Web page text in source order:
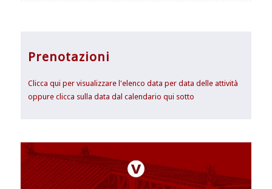
Prenotazioni
Clicca qui per visualizzare l'elenco data per data delle attività
oppure clicca sulla data dal calendario qui sotto